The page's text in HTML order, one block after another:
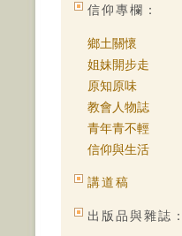
信仰專欄：
鄉土關懷
姐妹開步走
原知原味
教會人物誌
青年青不輕
信仰與生活
講道稿
出版品與雜誌：